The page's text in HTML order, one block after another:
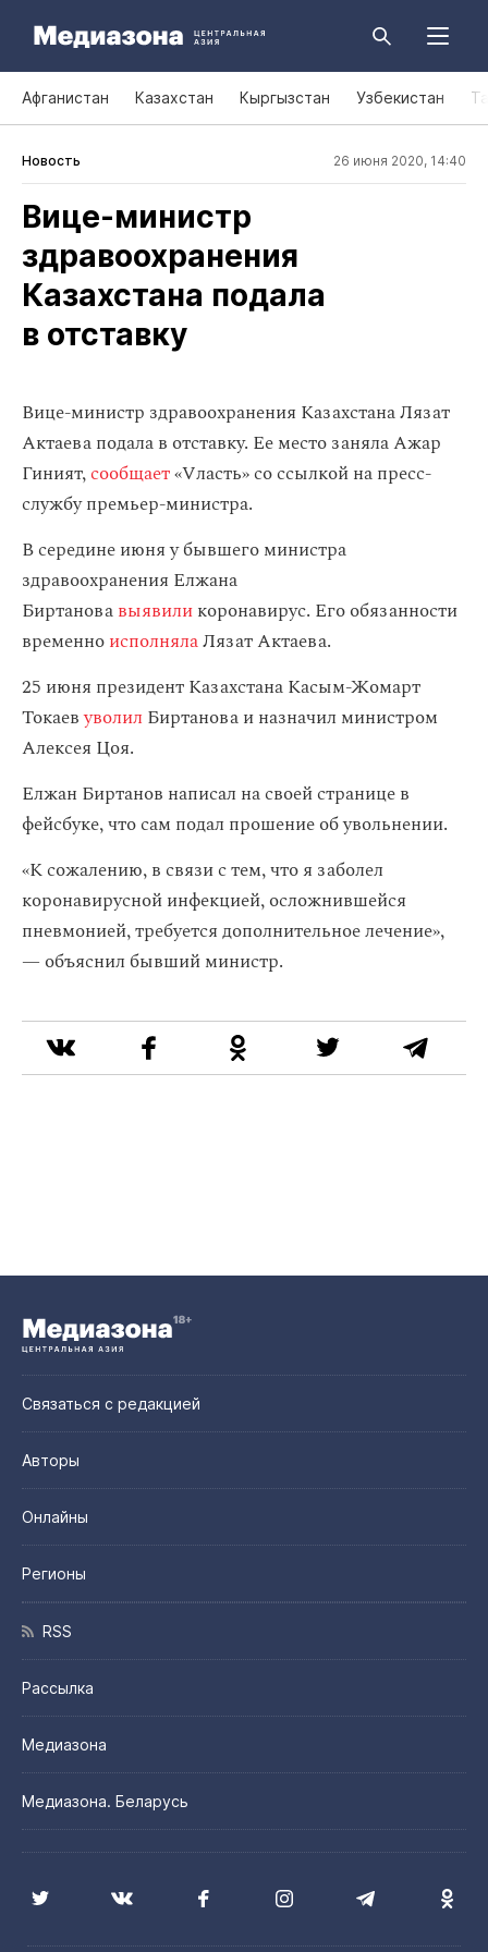
Афганистан Казахстан Кыргызстан Узбекистан
Новость 26 июня 2020, 14:40
Вице‑министр
здравоохранения
Казахстана подала
в отставку
Вице-министр здравоохранения Казахстана Лязат
Актаева подала в отставку. Ее место заняла Ажар
Гиният,сообщает«Vласть» со ссылкой на пресс-
службу премьер-министра.
В середине июня у бывшего министра
здравоохранения Елжана
Биртановавыявиликоронавирус. Его обязанности
временноисполнялаЛязат Актаева.
25 июня президент Казахстана Касым-Жомарт
Токаевуволил Биртанова и назначил министром
Алексея Цоя.
Елжан Биртанов написал на своей странице в
фейсбуке, что сам подал прошение об увольнении.
«К сожалению, в связи с тем, что я заболел
коронавирусной инфекцией, осложнившейся
пневмонией, требуется дополнительное лечение»,
— объяснил бывший министр.
Связаться с редакцией
Авторы
Онлайны
Регионы
RSS
Рассылка
Медиазона
Медиазона. Беларусь